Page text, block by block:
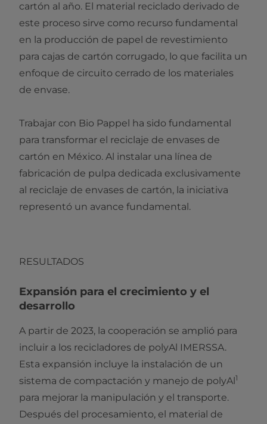
cartón al año. El material reciclado derivado de
este proceso sirve como recurso fundamental
en la producción de papel de revestimiento
para cajas de cartón corrugado, lo que facilita un
enfoque de circuito cerrado de los materiales
de envase.
Trabajar con Bio Pappel ha sido fundamental
para transformar el reciclaje de envases de
cartón en México. Al instalar una línea de
fabricación de pulpa dedicada exclusivamente
al reciclaje de envases de cartón, la iniciativa
representó un avance fundamental.
RESULTADOS
Expansión para el crecimiento y el
desarrollo
A partir de 2023, la cooperación se amplió para
incluir a los recicladores de polyAl IMERSSA.
Esta expansión incluye la instalación de un
sistema de compactación y manejo de polyAl1
para mejorar la manipulación y el transporte.
Después del procesamiento, el material de